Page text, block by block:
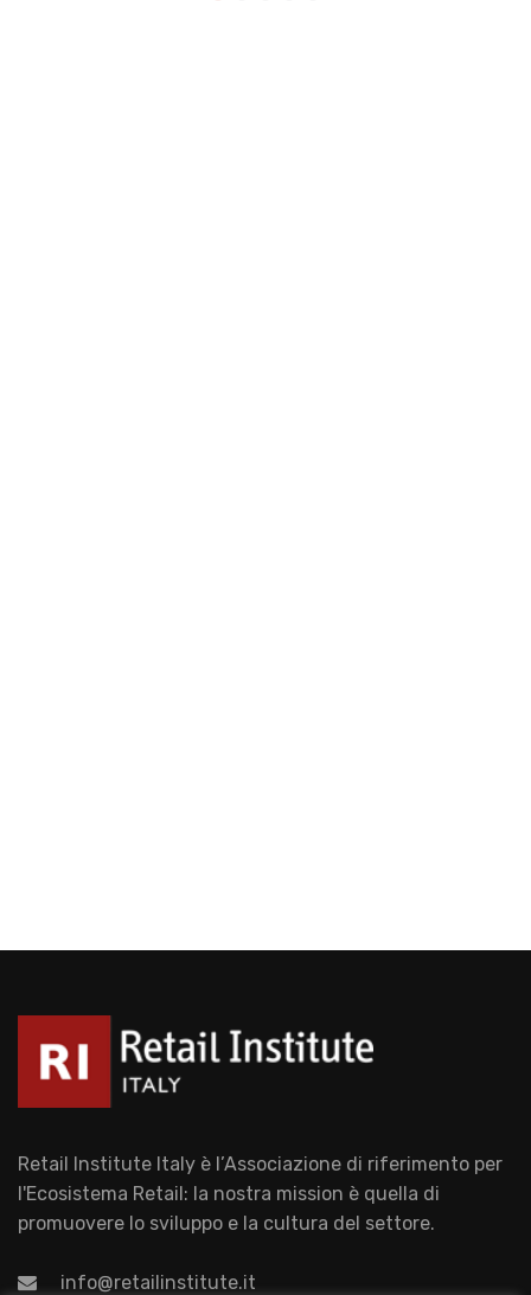
Retail Institute Italy è l’Associazione di riferimento per
l'Ecosistema Retail: la nostra mission è quella di
promuovere lo sviluppo e la cultura del settore.
info@retailinstitute.it